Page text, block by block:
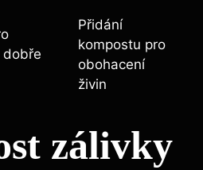
dobře
Přidání
kompostu pro
obohacení
živin
zálivky